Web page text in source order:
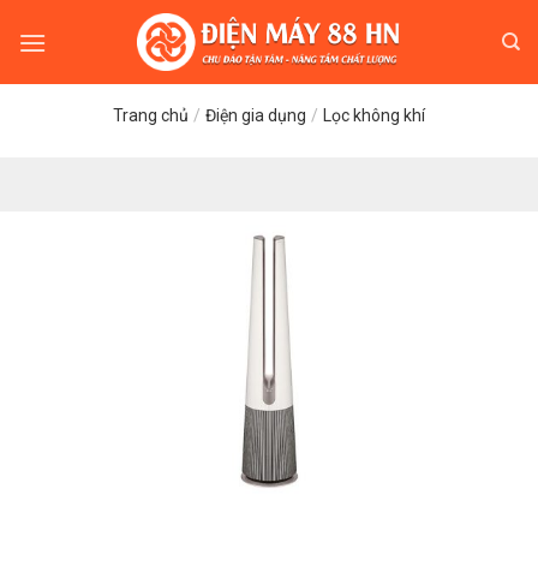
Trang chủ / Điện gia dụng / Lọc không khí